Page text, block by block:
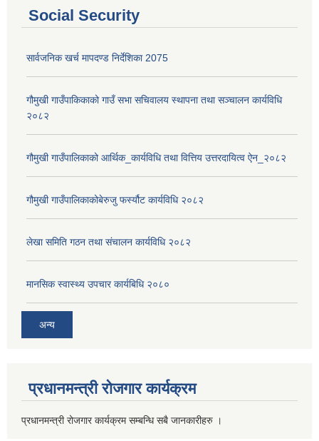
Social Security
सार्वजनिक खर्च मापदण्ड निर्देशिका 2075
गौमुखी गाउँपाकिकाको गाउँ सभा सचिवालय स्थापना तथा सञ्चालन कार्यविधि
२०८२
गौमुखी गाउँपालिकाको आर्थिक_कार्यविधि तथा वित्तिय उत्तरदायित्व ऐन_२०८२
गौमुखी गाउँपालिकाकोबेरुजु फर्स्यौट कार्यविधि २०८२
लेखा समिति गठन तथा संचालन कार्यविधि २०८२
मानसिक स्वास्थ्य उपचार कार्यबिधि २०८०
अन्य
प्रधानमन्त्री रोजगार कार्यक्रम
प्रधानमन्त्री रोजगार कार्यक्रम सम्बन्धि सबै जानकारीहरु ।